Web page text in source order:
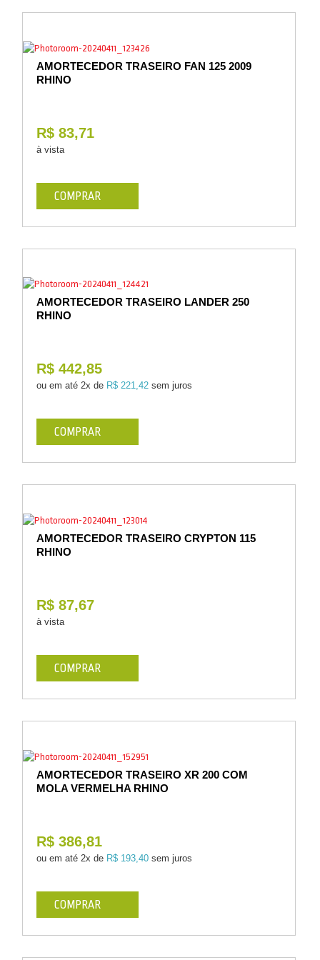
Vestuário
AMORTECEDOR TRASEIRO FAN 125 2009
RHINO
R$ 83,71
à vista
COMPRAR
AMORTECEDOR TRASEIRO LANDER 250
RHINO
R$ 442,85
ou em até 2x de R$ 221,42 sem juros
COMPRAR
AMORTECEDOR TRASEIRO CRYPTON 115
RHINO
R$ 87,67
à vista
COMPRAR
AMORTECEDOR TRASEIRO XR 200 COM
MOLA VERMELHA RHINO
R$ 386,81
ou em até 2x de R$ 193,40 sem juros
COMPRAR